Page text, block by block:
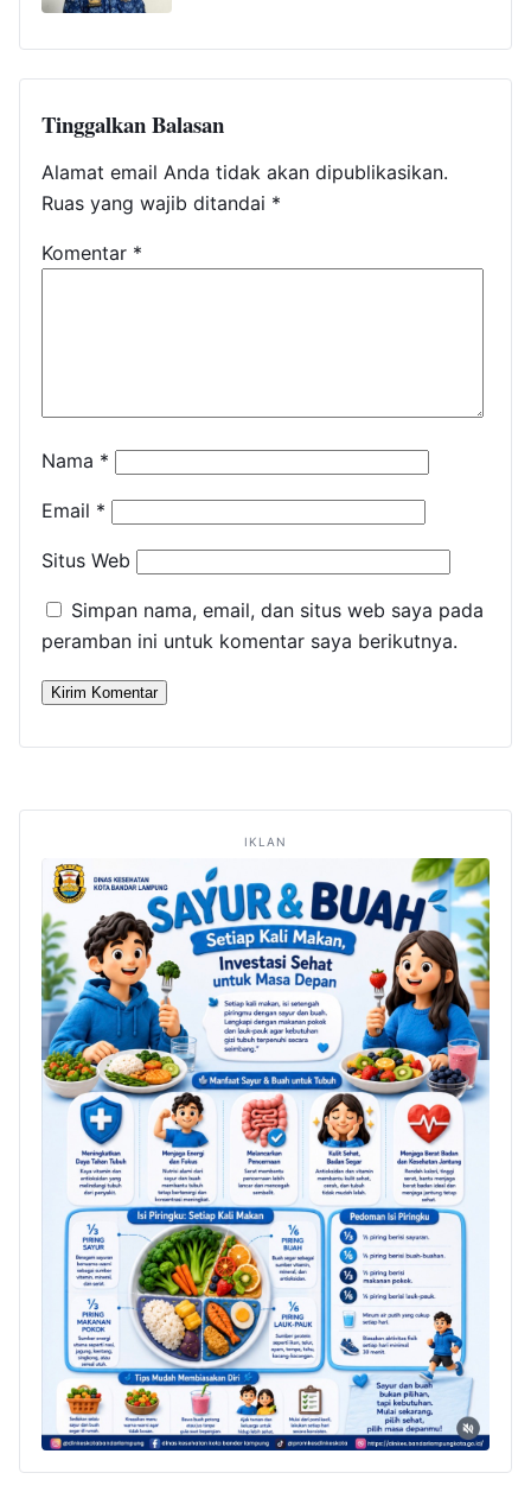
Tinggalkan Balasan
Alamat email Anda tidak akan dipublikasikan.
Ruas yang wajib ditandai *
Komentar *
Nama *
Email *
Situs Web
Simpan nama, email, dan situs web saya pada
peramban ini untuk komentar saya berikutnya.
IKLAN